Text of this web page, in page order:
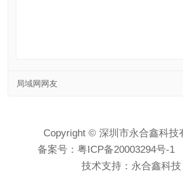
局域网网友
Copyright © 深圳市永合鑫科技
备案号：粤ICP备20003294号-1
技术支持： 永合鑫科技